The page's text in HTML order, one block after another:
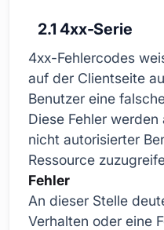
2.1 4xx-Serie
4xx-Fehlercodes
auf der Clientseite
Benutzer eine
Diese Fehler
nicht autorisierter
Ressource
Fehler
An dieser Stelle
Verhalten oder eine